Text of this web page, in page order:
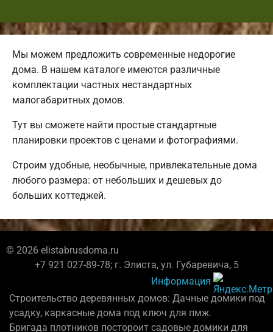
Мы можем предложить современные недорогие
дома. В нашем каталоге имеются различные
комплектации частных нестандартных
малогабаритных домов.
Тут вы сможете найти простые стандартные
планировки проектов с ценами и фотографиями.
Строим удобные, необычные, привлекательные дома
любого размера: от небольших и дешевых до
больших коттеджей.
© 2026 elistabrusdoma.ru
+7 921 027-89-78; г. Элиста, ул. Губаревича, 5
Информация
Строительство деревянных домов: Дачные домики под
усадку, каркасные дома под ключ для пмж.
Бригада плотников постороит садовые домики для